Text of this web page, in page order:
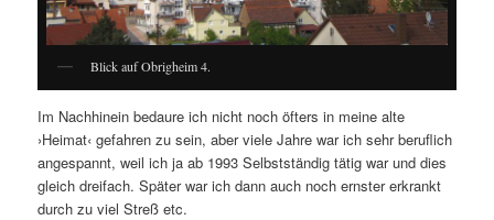
Blick auf Obrigheim 4.
Im Nachhinein bedaure ich nicht noch öfters in meine alte
›Heimat‹ gefahren zu sein, aber viele Jahre war ich sehr beruflich
angespannt, weil ich ja ab 1993 Selbstständig tätig war und dies
gleich dreifach. Später war ich dann auch noch ernster erkrankt
durch zu viel Streß etc.